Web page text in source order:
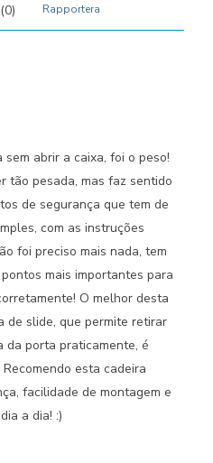
(0) Rapportera
sem abrir a caixa, foi o peso!
tão pesada, mas faz sentido
de segurança que tem de
com as instruções
foi preciso mais nada, tem
mais importantes para
O melhor desta
de slide, que permite retirar
da porta praticamente, é
esta cadeira
facilidade de montagem e
a dia! :)